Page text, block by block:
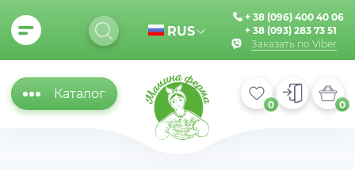
RUS
+ 38 (096) 400 40 06
+ 38 (093) 283 73 51
Заказать по Viber
Каталог
0 0